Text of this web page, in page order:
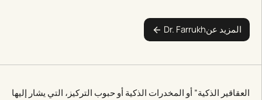
العقاقير الذكية” أو المخدرات الذكية أو حبوب التركيز، التي يشار إليها
المزيد عنDr. Farrukh